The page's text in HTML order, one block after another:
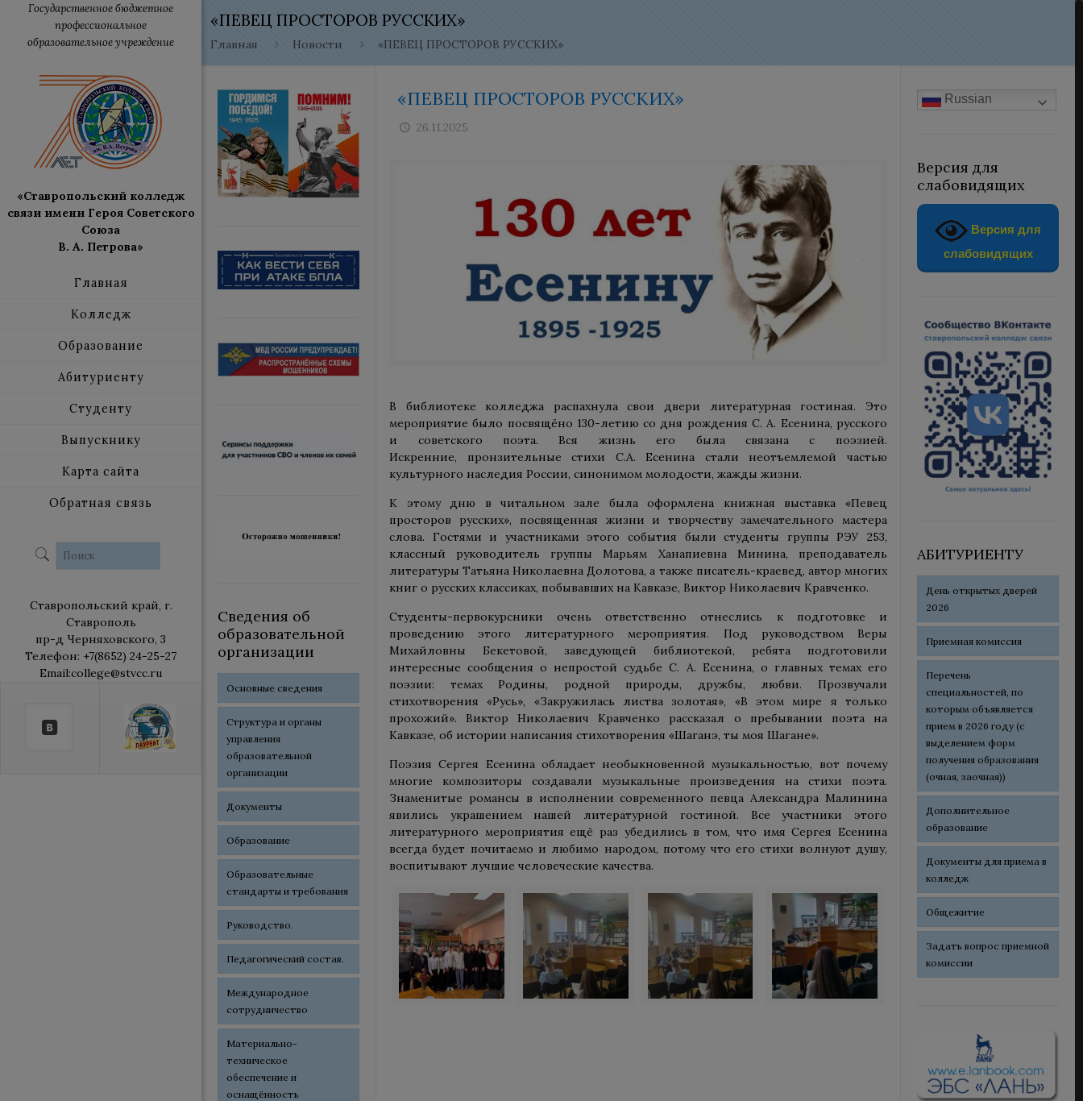
Государственное бюджетное
профессиональное
образовательное учреждение
«Ставропольский колледж
связи имени Героя Советского
Союза
В. А. Петрова»
Главная
Колледж
Образование
Абитуриенту
Студенту
Выпускнику
Карта сайта
Обратная связь
Ставропольский край, г.
Ставрополь
пр-д Черняховского, 3
Телефон: +7(8652) 24-25-27
Email:college@stvcc.ru
«ПЕВЕЦ ПРОСТОРОВ РУССКИХ»
Главная Новости «ПЕВЕЦ ПРОСТОРОВ РУССКИХ»
«ПЕВЕЦ ПРОСТОРОВ РУССКИХ»
26.11.2025
В библиотеке колледжа распахнула свои двери литературная гостиная. Это
мероприятие было посвящёно 130-летию со дня рождения С. А. Есенина, русского
и советского поэта. Вся жизнь его была связана с поэзией.
Искренние, пронзительные стихи С.А. Есенина стали неотъемлемой частью
культурного наследия России, синонимом молодости, жажды жизни.
К этому дню в читальном зале была оформлена книжная выставка «Певец
просторов русских», посвященная жизни и творчеству замечательного мастера
слова. Гостями и участниками этого события были студенты группы РЭУ 253,
классный руководитель группы Марьям Ханапиевна Минина, преподаватель
литературы Татьяна Николаевна Долотова, а также писатель-краевед, автор многих
книг о русских классиках, побывавших на Кавказе, Виктор Николаевич Кравченко.
Студенты-первокурсники очень ответственно отнеслись к подготовке и
проведению этого литературного мероприятия. Под руководством Веры
Михайловны Бекетовой, заведующей библиотекой, ребята подготовили
интересные сообщения о непростой судьбе С. А. Есенина, о главных темах его
поэзии: темах Родины, родной природы, дружбы, любви. Прозвучали
стихотворения «Русь», «Закружилась листва золотая», «В этом мире я только
прохожий». Виктор Николаевич Кравченко рассказал о пребывании поэта на
Кавказе, об истории написания стихотворения «Шаганэ, ты моя Шагане».
Поэзия Сергея Есенина обладает необыкновенной музыкальностью, вот почему
многие композиторы создавали музыкальные произведения на стихи поэта.
Знаменитые романсы в исполнении современного певца Александра Малинина
явились украшением нашей литературной гостиной. Все участники этого
литературного мероприятия ещё раз убедились в том, что имя Сергея Есенина
всегда будет почитаемо и любимо народом, потому что его стихи волнуют душу,
воспитывают лучшие человеческие качества.
Сведения об
образовательной
организации
Основные сведения
Структура и органы
управления
образовательной
организации
Документы
Образование
Образовательные
стандарты и требования
Руководство.
Педагогический состав.
Международное
сотрудничество
Материально-
техническое
обеспечение и
оснащённость
Russian
Версия для
слабовидящих
Версия для
слабовидящих
АБИТУРИЕНТУ
День открытых дверей
2026
Приемная комиссия
Перечень
специальностей, по
которым объявляется
прием в 2026 году (с
выделением форм
получения образования
(очная, заочная))
Дополнительное
образование
Документы для приема в
колледж
Общежитие
Задать вопрос приемной
комиссии